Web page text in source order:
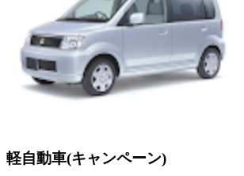
軽自動車(キャンペーン)